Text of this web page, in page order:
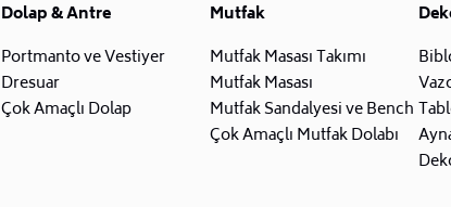
Dolap & Antre
Portmanto ve Vestiyer
Dresuar
Çok Amaçlı Dolap
Mutfak
Mutfak Masası Takımı
Mutfak Masası
Mutfak Sandalyesi ve Bench
Çok Amaçlı Mutfak Dolabı